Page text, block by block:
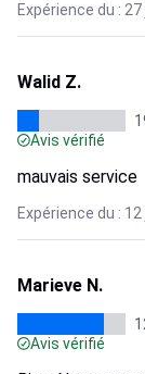
Expérience du :
Walid Z.
Avis vérifié
mauvais service
Expérience du :
Marieve N.
Avis vérifié